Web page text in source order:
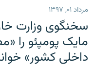
مرداد ۰۱, ۱۳۹۷
سخنگوی وزارت
مایک پومپئو را
داخلی کشور»